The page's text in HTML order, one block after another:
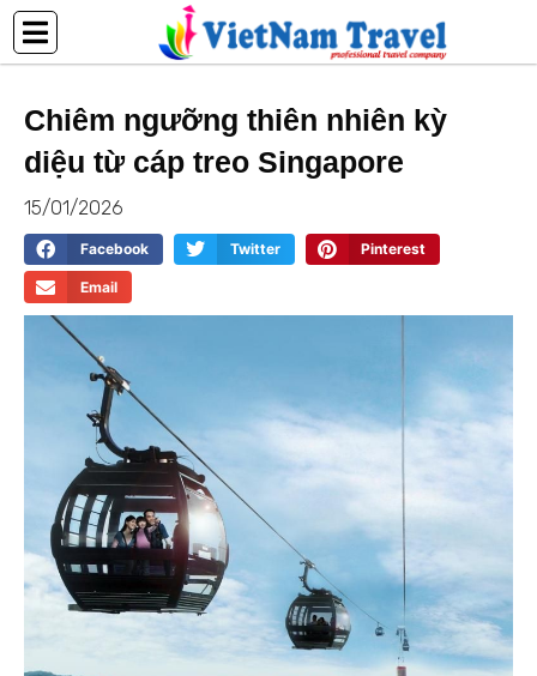
Nhảy
nội
Chiêm ngưỡng thiên nhiên kỳ
diệu từ cáp treo Singapore
15/01/2026
Facebook Twitter Pinterest
Email